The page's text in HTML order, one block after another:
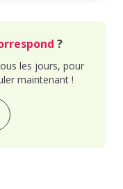
?
les jours, pour
maintenant !